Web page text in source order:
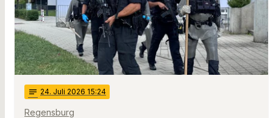
notes 24. Juli 2026 15:24
Regensburg